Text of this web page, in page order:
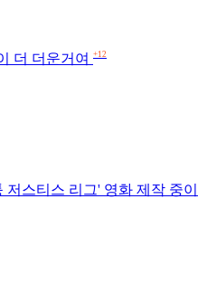
더 더운거여 +12
스티스 리그' 영화 제작 중이